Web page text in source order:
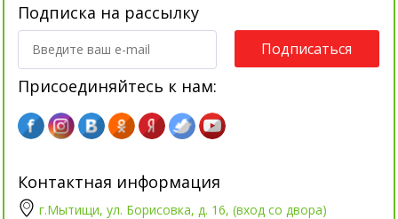
Подписка на рассылку
Подписаться
Присоединяйтесь к нам:
Контактная информация
г.Мытищи, ул. Борисовка, д. 16, (вход со двора)